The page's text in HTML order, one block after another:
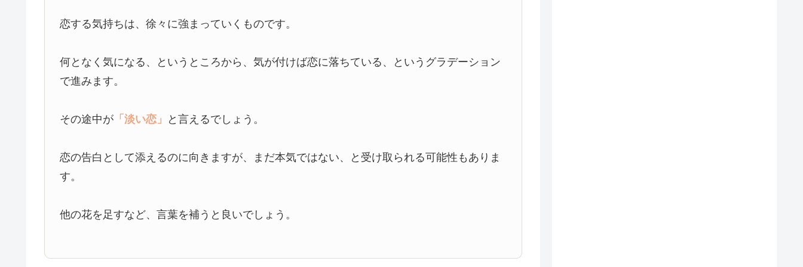
恋する気持ちは、徐々に強まっていくものです。
何となく気になる、というところから、気が付けば恋に落ちている、というグラデーション
で進みます。
その途中が 「淡い恋」 と言えるでしょう。
恋の告白として添えるのに向きますが、まだ本気ではない、と受け取られる可能性もありま
す。
他の花を足すなど、言葉を補うと良いでしょう。